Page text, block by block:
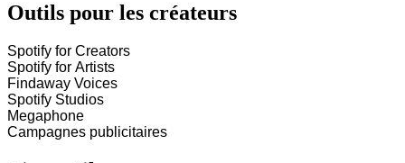
Outils pour les créateurs
Spotify for Creators
Spotify for Artists
Findaway Voices
Spotify Studios
Megaphone
Campagnes publicitaires